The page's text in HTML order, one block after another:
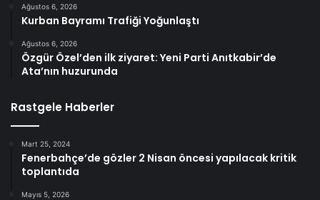
Ağustos 6, 2026
Kurban Bayramı Trafiği Yoğunlaştı
Ağustos 6, 2026
Özgür Özel’den ilk ziyaret: Yeni Parti Anıtkabir’de
Ata’nın huzurunda
Rastgele Haberler
Mart 25, 2024
Fenerbahçe’de gözler 2 Nisan öncesi yapılacak kritik
toplantıda
Mayıs 5, 2026